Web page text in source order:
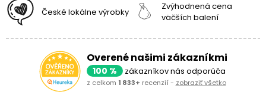
České lokálne výrobky
Zvýhodnená cena
väčších balení
Overené našimi zákazníkmi
100 % zákazníkov nás odporúča
z celkom 1 833+ recenzií - zobraziť všetko